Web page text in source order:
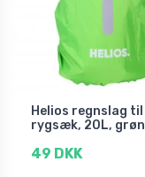
Helios regnslag til
rygsæk, 20L, grøn
49 DKK